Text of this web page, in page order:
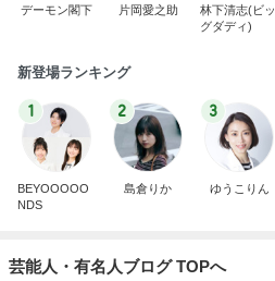
デーモン閣下 片岡愛之助
林下清志(ビッ
グダディ)
新登場ランキング
1
BEYOOOOO
NDS
2
島倉りか
3
ゆうこりん
芸能人・有名人ブログ TOPへ